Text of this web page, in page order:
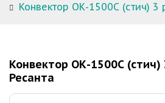
Конвектор ОК-1500С (стич) 3
Конвектор ОК-1500С
Ресанта